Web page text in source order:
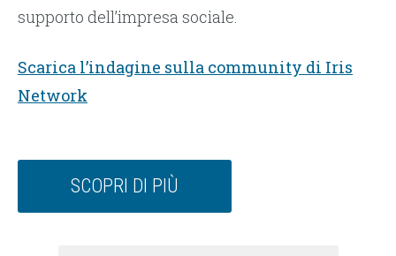
supporto dell’impresa sociale.
Scarica l’indagine sulla community di Iris
Network
SCOPRI DI PIÙ